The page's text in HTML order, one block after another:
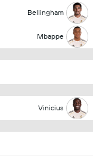
Bellingham
Mbappe
Vinicius